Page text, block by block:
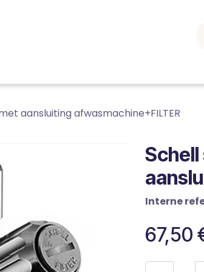
aansluiting afwasmachine+FILTER
Interne
67,50